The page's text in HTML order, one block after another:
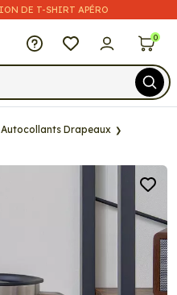
DE T-SHIRT APÉRO
Déco 0
Autocollants Drapeaux